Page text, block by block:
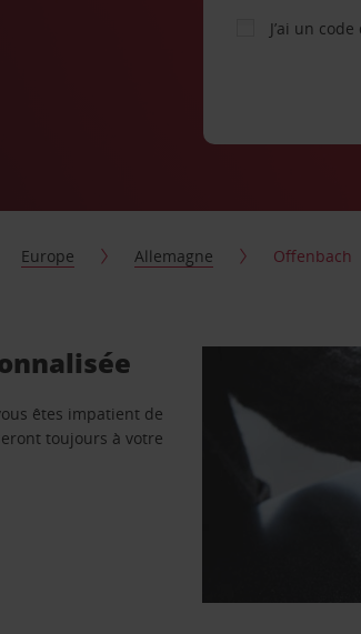
J’ai un
Europe Allemagne Offenbach
êtes impatient de
toujours à votre